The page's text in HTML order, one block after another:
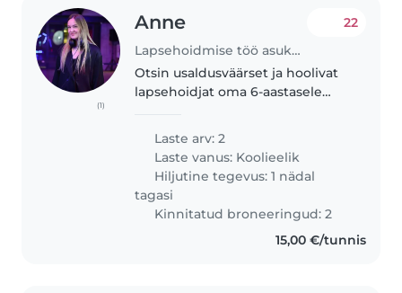
(1)
Anne
Lapsehoidmise töö asukohas Tallinn
22
Otsin usaldusväärset ja hoolivat
lapsehoidjat oma 6-aastasele
raske kõneapraksia, kuid ta saab
igapäevaste toimetustega..
Laste arv: 2
Laste vanus: Koolieelik
Hiljutine tegevus: 1 nädal
tagasi
Kinnitatud broneeringud: 2
15,00 €/tunnis